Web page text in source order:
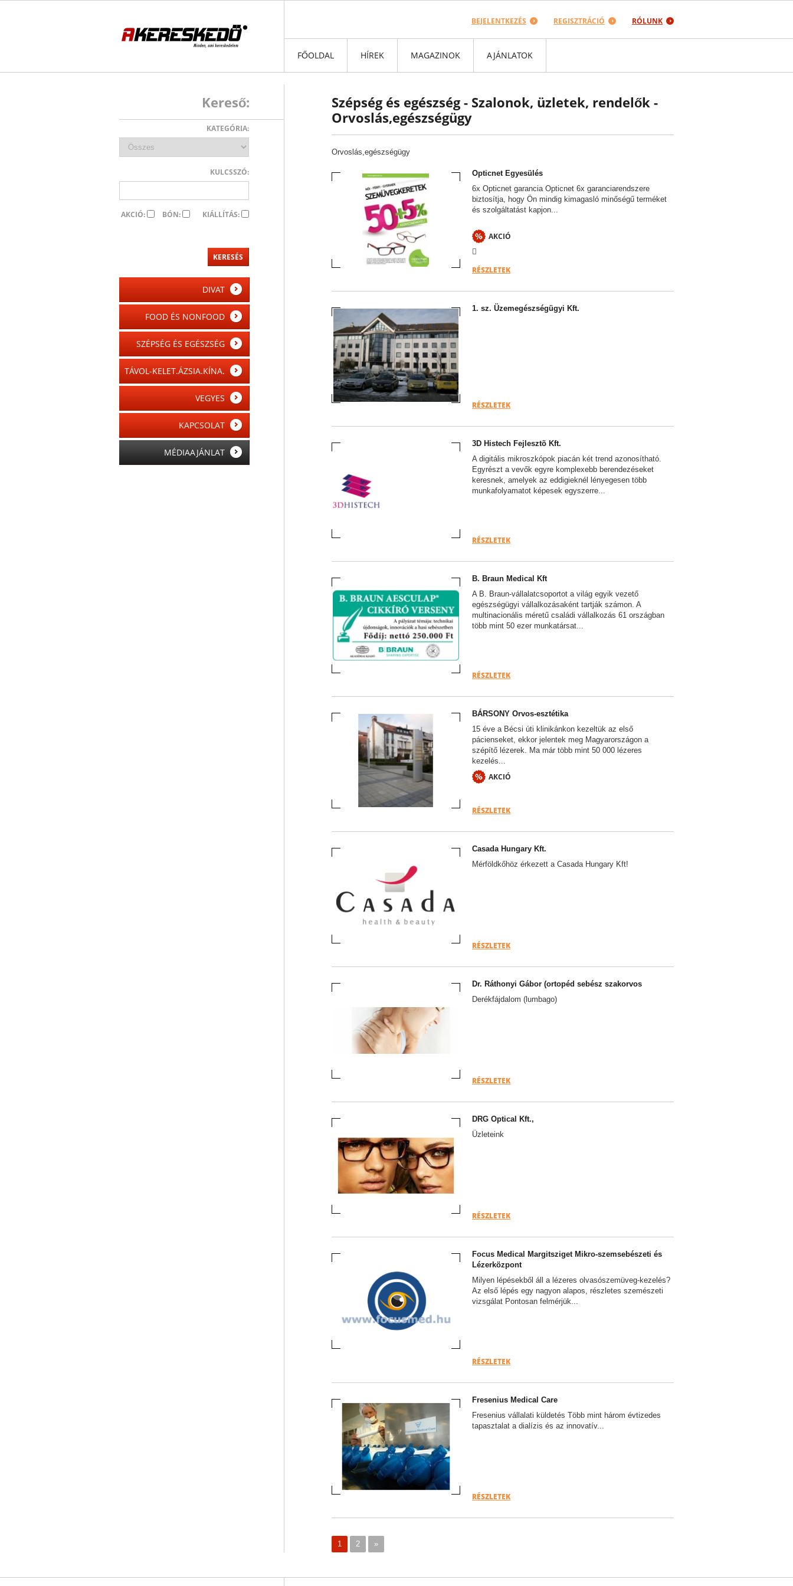
RÓLUNK
REGISZTRÁCIÓ
BEJELENTKEZÉS
FŐOLDAL HÍREK MAGAZINOK AJÁNLATOK
Szépség és egészség - Szalonok, üzletek, rendelők -
Orvoslás,egészségügy
Orvoslás,egészségügy
Opticnet Egyesülés
6x Opticnet garancia Opticnet 6x garanciarendszere
biztosítja, hogy Ön mindig kimagasló minőségű terméket
és szolgáltatást kapjon...
AKCIÓ

RÉSZLETEK
1. sz. Üzemegészségügyi Kft.
RÉSZLETEK
3D Histech Fejlesztõ Kft.
A digitális mikroszkópok piacán két trend azonosítható.
Egyrészt a vevők egyre komplexebb berendezéseket
keresnek, amelyek az eddigieknél lényegesen több
munkafolyamatot képesek egyszerre...
RÉSZLETEK
B. Braun Medical Kft
A B. Braun-vállalatcsoportot a világ egyik vezető
egészségügyi vállalkozásaként tartják számon. A
multinacionális méretű családi vállalkozás 61 országban
több mint 50 ezer munkatársat...
RÉSZLETEK
BÁRSONY Orvos-esztétika
15 éve a Bécsi úti klinikánkon kezeltük az első
pácienseket, ekkor jelentek meg Magyarországon a
szépítő lézerek. Ma már több mint 50 000 lézeres
kezelés...
AKCIÓ
RÉSZLETEK
Casada Hungary Kft.
Mérföldkőhöz érkezett a Casada Hungary Kft!
RÉSZLETEK
Dr. Ráthonyi Gábor (ortopéd sebész szakorvos
Derékfájdalom (lumbago)
RÉSZLETEK
DRG Optical Kft.,
Üzleteink
RÉSZLETEK
Focus Medical Margitsziget Mikro-szemsebészeti és
Lézerközpont
Milyen lépésekből áll a lézeres olvasószemüveg-kezelés?
Az első lépés egy nagyon alapos, részletes szemészeti
vizsgálat Pontosan felmérjük...
RÉSZLETEK
Fresenius Medical Care
Fresenius vállalati küldetés Több mint három évtizedes
tapasztalat a dialízis és az innovatív...
RÉSZLETEK
1 2 »
Kereső:
KATEGÓRIA:
KULCSSZÓ:
AKCIÓ: BÓN: KIÁLLÍTÁS:
DIVAT
FOOD ÉS NONFOOD
SZÉPSÉG ÉS EGÉSZSÉG
TÁVOL-KELET.ÁZSIA.KÍNA.
VEGYES
KAPCSOLAT
MÉDIAAJÁNLAT